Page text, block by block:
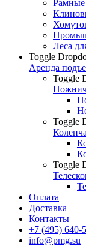
Рамные
Леса
Toggle
Аренда
Toggle
Toggle
Toggle
Оплата
Доставка
Контакты
+7 (495) 640-
info@pmg.su